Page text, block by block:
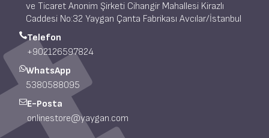
ve Ticaret Anonim Şirketi Cihangir Mahallesi Kirazlı
Caddesi No:32 Yaygan Çanta Fabrikası Avcılar/İstanbul
Telefon
+902126597824
WhatsApp
5380588095
E-Posta
onlinestore@yaygan.com